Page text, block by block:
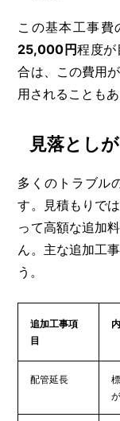
この基本工事費
25,000円程度が
合は、この費用
用されることもあ
見落とし
多くのトラブル
す。見積もりで
って高額な追加
ん。主な追加工
う。
追加工事項
目
配管延長